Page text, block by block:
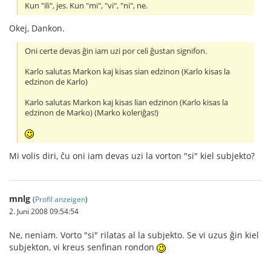
Kun "ili", jes. Kun "mi", "vi", "ni", ne.
Okej, Dankon.
Oni certe devas ĝin iam uzi por celi ĝustan signifon.
Karlo salutas Markon kaj kisas sian edzinon (Karlo kisas la
edzinon de Karlo)
Karlo salutas Markon kaj kisas lian edzinon (Karlo kisas la
edzinon de Marko) (Marko koleriĝas!)
Mi volis diri, ĉu oni iam devas uzi la vorton "si" kiel subjekto?
mnlg (Profil anzeigen)
2. Juni 2008 09:54:54
Ne, neniam. Vorto "si" rilatas al la subjekto. Se vi uzus ĝin kiel
subjekton, vi kreus senfinan rondon